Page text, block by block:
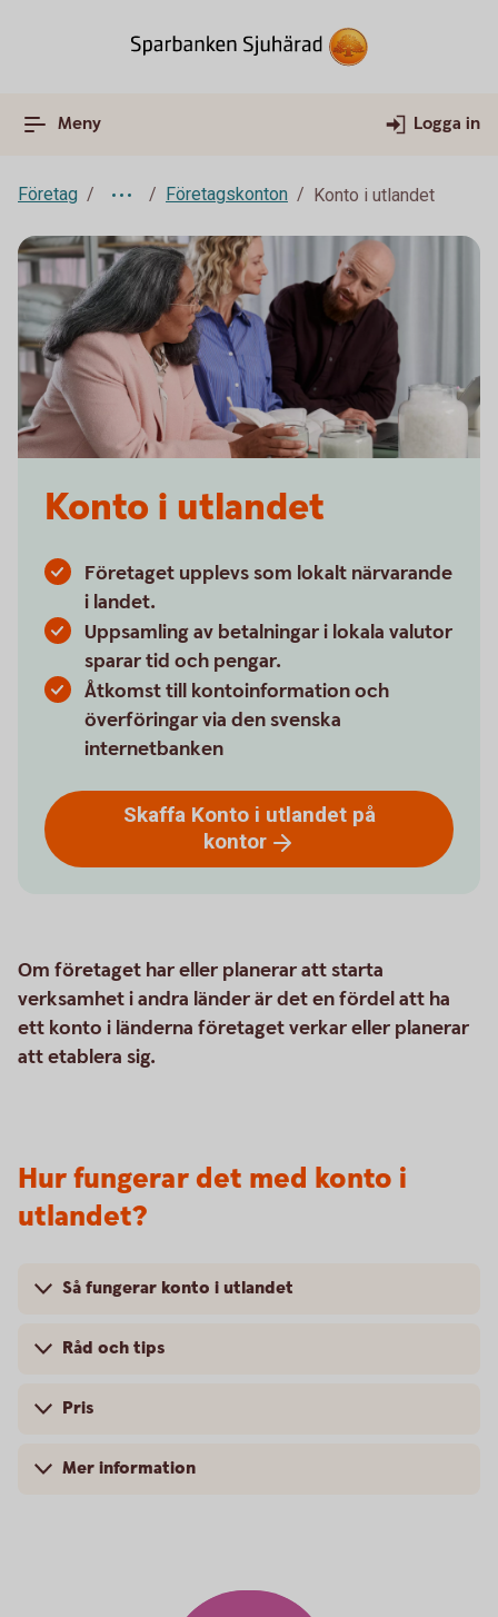
Meny Logga in
Företag Företagskonton Konto i utlandet
Konto i utlandet
Företaget upplevs som lokalt närvarande
i landet.
Uppsamling av betalningar i lokala valutor
sparar tid och pengar.
Åtkomst till kontoinformation och
överföringar via den svenska
internetbanken
Skaffa Konto i utlandet på
kontor
Om företaget har eller planerar att starta
verksamhet i andra länder är det en fördel att ha
ett konto i länderna företaget verkar eller planerar
att etablera sig.
Hur fungerar det med konto i
utlandet?
Så fungerar konto i utlandet
Råd och tips
Pris
Mer information